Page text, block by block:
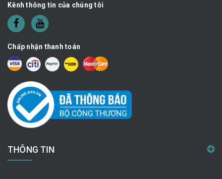
Kênh thông tin của chúng tôi
Chấp nhận thanh toán
THÔNG TIN